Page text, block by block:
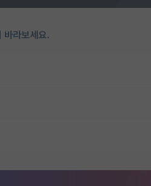
바라보세요.